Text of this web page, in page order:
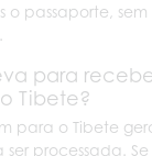
o passaporte,
para
Tibete?
para o Tibete
processada. Se